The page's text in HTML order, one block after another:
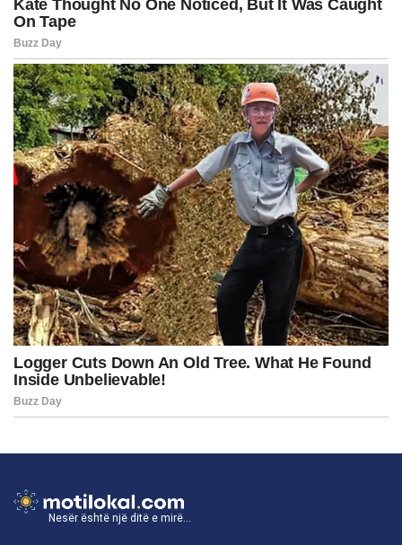
Nesër është një ditë e mirë...